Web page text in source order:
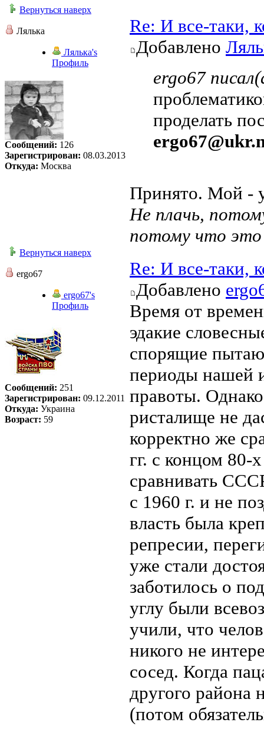
Вернуться наверх
Лялька
Лялька's
Профиль
Сообщений: 126
Зарегистрирован: 08.03.2013
Откуда: Москва
Re: И все-таки,
Добавлено
ergo67
проделать
Принято. Мой -
Не плачь,
потому что
Вернуться наверх
ergo67
ergo67's
Профиль
Сообщений: 251
Зарегистрирован: 09.12.2011
Откуда: Украина
Возраст: 59
Re: И все-таки,
Добавлено
Время от
эдакие
спорящие
периоды нашей
правоты.
ристалище не
корректно же
гг. с концом 80-
сравнивать
с 1960 г. и не
власть была
репресии,
уже стали
заботилось о
углу были
учили, что
никого не
сосед. Когда
другого района
(потом